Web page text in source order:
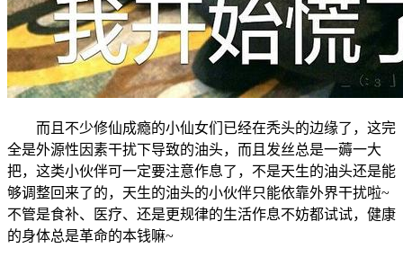
而且不少修仙成瘾的小仙女们已经在秃头的边缘了，这完
全是外源性因素干扰下导致的油头，而且发丝总是一薅一大
把，这类小伙伴可一定要注意作息了，不是天生的油头还是能
够调整回来了的，天生的油头的小伙伴只能依靠外界干扰啦~
不管是食补、医疗、还是更规律的生活作息不妨都试试，健康
的身体总是革命的本钱嘛~